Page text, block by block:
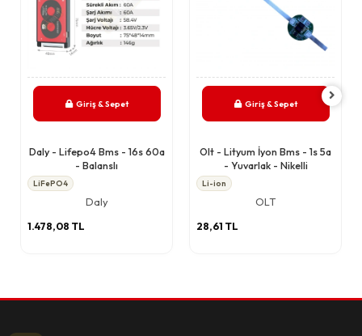
Giriş & Sepet
Daly - Lifepo4 Bms - 16s 60a
- Balanslı
LiFePO4
Daly
1.478,08 TL
Giriş & Sepet
Olt - Lityum İyon Bms - 1s 5a
- Yuvarlak - Nikelli
Li-ion
OLT
28,61 TL